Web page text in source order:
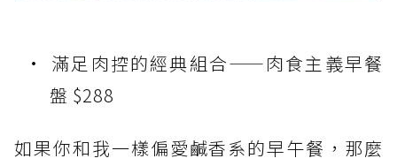
滿足肉控的經典組合——肉食主義早餐
盤 $288
如果你和我一樣偏愛鹹香系的早午餐，那麼